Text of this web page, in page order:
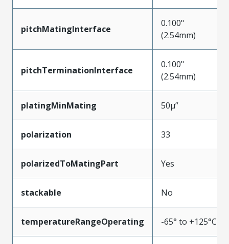
pitchMatingInterface
0.100"
(2.54mm)
pitchTerminationInterface
0.100"
(2.54mm)
platingMinMating 50µ”
polarization 33
polarizedToMatingPart Yes
stackable No
temperatureRangeOperating -65° to +125°C